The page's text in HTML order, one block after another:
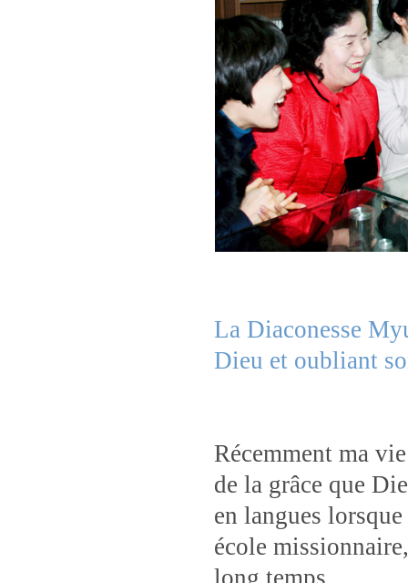
La Diaconesse
Dieu et oubliant
Récemment ma
de la grâce que
en langues
école
long temps.